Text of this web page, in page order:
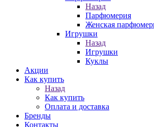
Назад
Парфюмерия
Женская
Игрушки
Назад
Игрушки
Куклы
Акции
Как купить
Назад
Как купить
Оплата и доставка
Бренды
Контакты